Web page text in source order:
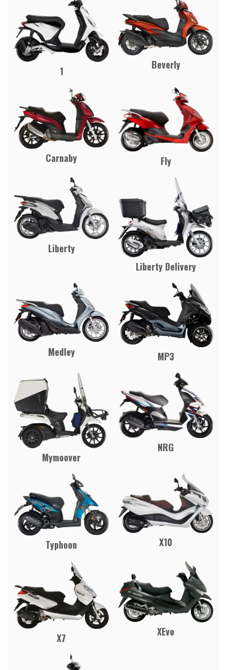
1 Beverly
Carnaby Fly
Liberty
Liberty Delivery
Medley MP3
Mymoover
NRG
Typhoon X10
X7
XEvo